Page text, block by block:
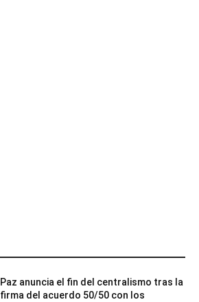
Paz anuncia el fin del centralismo tras la
firma del acuerdo 50/50 con los